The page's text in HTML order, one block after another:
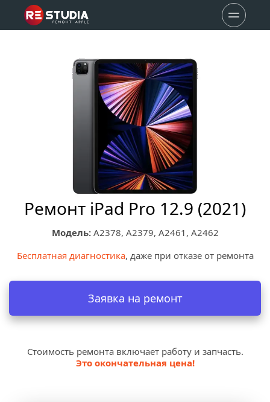
Ремонт iPad Pro 12.9 (2021)
Модель: A2378, A2379, A2461, A2462
Бесплатная диагностика, даже при отказе от ремонта
Заявка на ремонт
Стоимость ремонта включает работу и запчасть.
Это окончательная цена!